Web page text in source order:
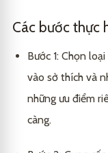
Các bước thực
Bước 1: Chọn
vào sở thích và
những ưu điểm
càng.